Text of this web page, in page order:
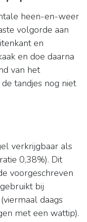
heen-en-weer
volgorde aan
en
en doe daarna
van het
tandjes nog niet
verkrijgbaar als
0,38%). Dit
voorgeschreven
bij
daags
met een wattip).